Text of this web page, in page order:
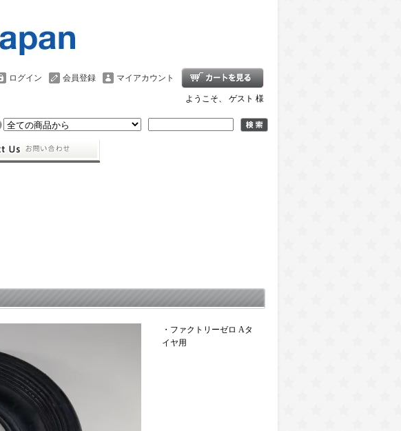
マイアカウント
会員登録
ログイン
ようこそ、 ゲスト 様
・ファクトリーゼロ Aタ
イヤ用